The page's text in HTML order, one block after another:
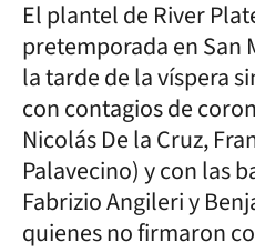
El plantel de River
pretemporada en San
la tarde de la víspera
con contagios de
Nicolás De la Cruz,
Palavecino) y con las
Fabrizio Angileri y
quienes no firmaron